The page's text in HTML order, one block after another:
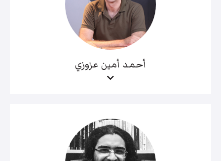
أحمد أمين عزوزي